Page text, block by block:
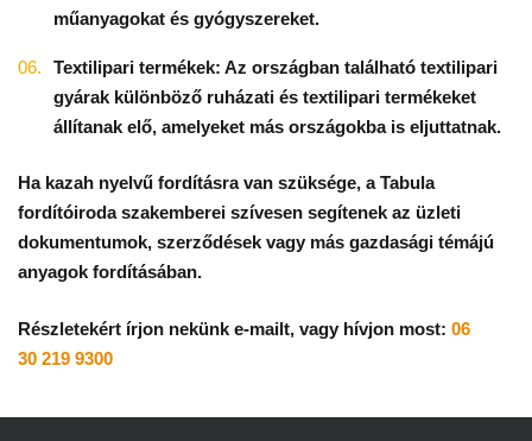
műanyagokat és gyógyszereket.
Textilipari termékek: Az országban található textilipari
gyárak különböző ruházati és textilipari termékeket
állítanak elő, amelyeket más országokba is eljuttatnak.
Ha kazah nyelvű fordításra van szüksége, a Tabula
fordítóiroda szakemberei szívesen segítenek az üzleti
dokumentumok, szerződések vagy más gazdasági témájú
anyagok fordításában.
Részletekért írjon nekünk e-mailt, vagy hívjon most: 06
30 219 9300